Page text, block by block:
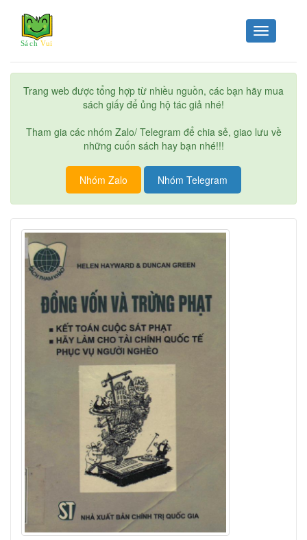
Toggle
navigation
Trang web được tổng hợp từ nhiều nguồn, các bạn hãy mua
sách giấy để ủng hộ tác giả nhé!
Tham gia các nhóm Zalo/ Telegram để chia sẻ, giao lưu về
những cuốn sách hay bạn nhé!!!
Nhóm Zalo Nhóm Telegram